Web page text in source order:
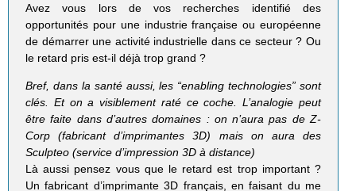
Avez vous lors de vos recherches identifié des
opportunités pour une industrie française ou européenne
de démarrer une activité industrielle dans ce secteur ? Ou
le retard pris est-il déjà trop grand ?
Bref, dans la santé aussi, les “enabling tech­no­lo­gies” sont
clés. Et on a visi­ble­ment raté ce coche. L’analogie peut
être faite dans d’autres domaines : on n’aura pas de Z-
Corp (fabri­cant d’imprimantes 3D) mais on aura des
Sculp­teo (ser­vice d’impression 3D à dis­tance)
Là aussi pensez vous que le retard est trop important ?
Un fabricant d’imprimante 3D français, en faisant du me